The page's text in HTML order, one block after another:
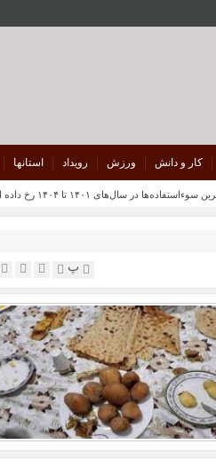
کار و دانش ورزش رویداد استانها
در سال‌های ۱۴۰۱ تا ۱۴۰۴ رخ داده است
پ